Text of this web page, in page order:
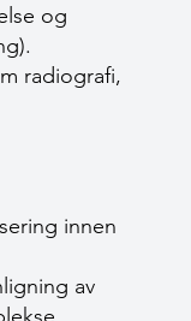
og
radiografi,
innen
av